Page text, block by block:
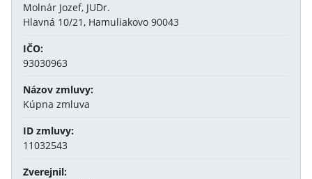
Molnár Jozef, JUDr.
Hlavná 10/21, Hamuliakovo 90043
IČO:
93030963
Názov zmluvy:
Kúpna zmluva
ID zmluvy:
11032543
Zverejnil: